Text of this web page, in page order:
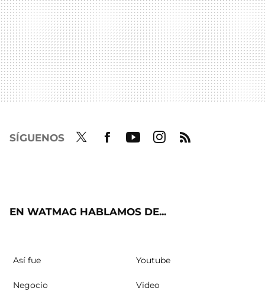
SÍGUENOS
EN WATMAG HABLAMOS DE...
Así fue Youtube
Negocio Video